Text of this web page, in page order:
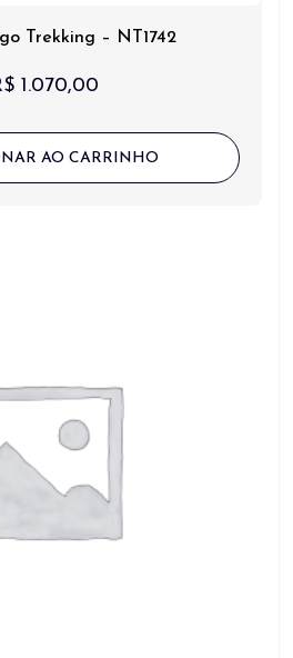
Trekking – NT1742
1.070,00
AO CARRINHO